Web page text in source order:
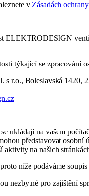
v Zásadách
ELEKTRODESIGN
týkající se zpracování
r.o., Boleslavská 1420,
ukládají na vašem
představovat
aktivity na našich
níže podáváme
nezbytné pro zajištění